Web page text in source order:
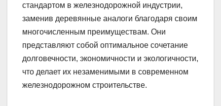
стандартом в железнодорожной индустрии,
заменив деревянные аналоги благодаря своим
многочисленным преимуществам. Они
представляют собой оптимальное сочетание
долговечности, экономичности и экологичности,
что делает их незаменимыми в современном
железнодорожном строительстве.